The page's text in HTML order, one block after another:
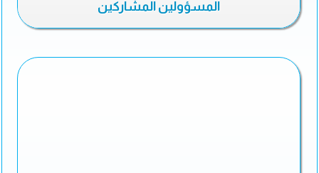
المسؤولين المشاركين